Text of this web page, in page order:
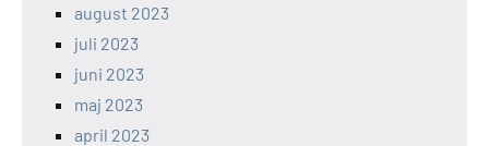
august 2023
juli 2023
juni 2023
maj 2023
april 2023